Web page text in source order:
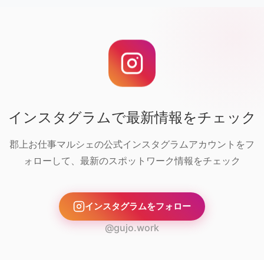
インスタグラムで最新情報をチェック
郡上お仕事マルシェの公式インスタグラムアカウントをフ
ォローして、最新のスポットワーク情報をチェック
インスタグラムをフォロー
@gujo.work